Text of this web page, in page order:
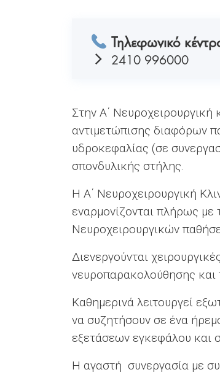
Τηλεφωνικό
2410 996000
Στην Α΄ Νευροχειρουργική
αντιμετώπισης διαφόρων
υδροκεφαλίας (σε
σπονδυλικής στήλης.
Η Α΄ Νευροχειρουργική
εναρμονίζονται πλήρως με
Νευροχειρουργικών
Διενεργούνται
νευροπαρακολούθησης και
Καθημερινά λειτουργεί
να συζητήσουν σε ένα
εξετάσεων εγκεφάλου και
Η αγαστή συνεργασία με